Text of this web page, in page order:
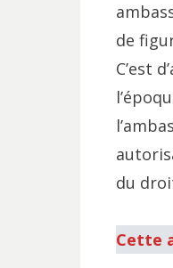
de
C’est
du
Cette